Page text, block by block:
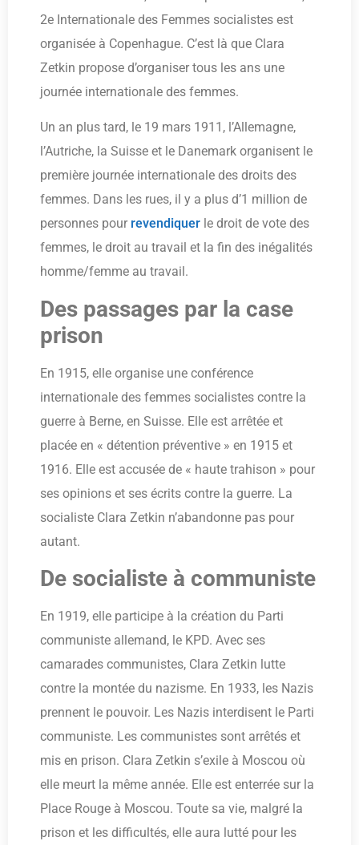
2e Internationale des Femmes socialistes est
organisée à Copenhague. C’est là que Clara
Zetkin propose d’organiser tous les ans une
journée internationale des femmes.
Un an plus tard, le 19 mars 1911, l’Allemagne,
l’Autriche, la Suisse et le Danemark organisent le
première journée internationale des droits des
femmes. Dans les rues, il y a plus d’1 million de
personnes pour revendiquer le droit de vote des
femmes, le droit au travail et la fin des inégalités
homme/femme au travail.
Des passages par la case
prison
En 1915, elle organise une conférence
internationale des femmes socialistes contre la
guerre à Berne, en Suisse. Elle est arrêtée et
placée en « détention préventive » en 1915 et
1916. Elle est accusée de « haute trahison » pour
ses opinions et ses écrits contre la guerre. La
socialiste Clara Zetkin n’abandonne pas pour
autant.
De socialiste à communiste
En 1919, elle participe à la création du Parti
communiste allemand, le KPD. Avec ses
camarades communistes, Clara Zetkin lutte
contre la montée du nazisme. En 1933, les Nazis
prennent le pouvoir. Les Nazis interdisent le Parti
communiste. Les communistes sont arrêtés et
mis en prison. Clara Zetkin s’exile à Moscou où
elle meurt la même année. Elle est enterrée sur la
Place Rouge à Moscou. Toute sa vie, malgré la
prison et les difficultés, elle aura lutté pour les